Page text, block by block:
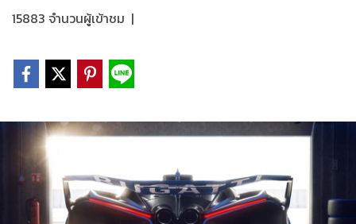
15883 จำนวนผู้เข้าชม |